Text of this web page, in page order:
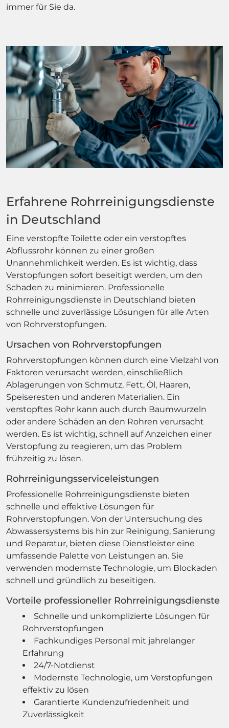
immer für Sie da.
Erfahrene Rohrreinigungsdienste
in Deutschland
Eine verstopfte Toilette oder ein verstopftes
Abflussrohr können zu einer großen
Unannehmlichkeit werden. Es ist wichtig, dass
Verstopfungen sofort beseitigt werden, um den
Schaden zu minimieren. Professionelle
Rohrreinigungsdienste in Deutschland bieten
schnelle und zuverlässige Lösungen für alle Arten
von Rohrverstopfungen.
Ursachen von Rohrverstopfungen
Rohrverstopfungen können durch eine Vielzahl von
Faktoren verursacht werden, einschließlich
Ablagerungen von Schmutz, Fett, Öl, Haaren,
Speiseresten und anderen Materialien. Ein
verstopftes Rohr kann auch durch Baumwurzeln
oder andere Schäden an den Rohren verursacht
werden. Es ist wichtig, schnell auf Anzeichen einer
Verstopfung zu reagieren, um das Problem
frühzeitig zu lösen.
Rohrreinigungsserviceleistungen
Professionelle Rohrreinigungsdienste bieten
schnelle und effektive Lösungen für
Rohrverstopfungen. Von der Untersuchung des
Abwassersystems bis hin zur Reinigung, Sanierung
und Reparatur, bieten diese Dienstleister eine
umfassende Palette von Leistungen an. Sie
verwenden modernste Technologie, um Blockaden
schnell und gründlich zu beseitigen.
Vorteile professioneller Rohrreinigungsdienste
Schnelle und unkomplizierte Lösungen für
Rohrverstopfungen
Fachkundiges Personal mit jahrelanger
Erfahrung
24/7-Notdienst
Modernste Technologie, um Verstopfungen
effektiv zu lösen
Garantierte Kundenzufriedenheit und
Zuverlässigkeit